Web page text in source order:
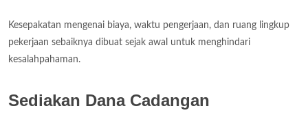
Kesepakatan mengenai biaya, waktu pengerjaan, dan ruang lingkup
pekerjaan sebaiknya dibuat sejak awal untuk menghindari
kesalahpahaman.
Sediakan Dana Cadangan